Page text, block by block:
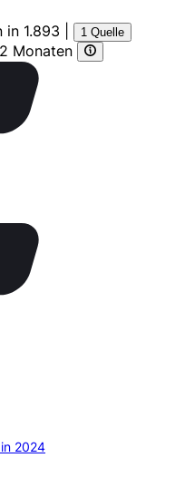
in 1.893 1 Quelle
Monaten
2024